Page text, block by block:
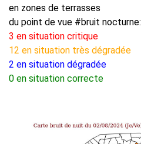
en zones de terrasses
du point de vue #bruit nocturne:
3 en situation critique
12 en situation très dégradée
2 en situation dégradée
0 en situation correcte